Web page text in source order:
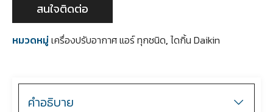
สนใจติดต่อ
หมวดหมู่เครื่องปรับอากาศ แอร์ ทุกชนิด, ไดกิ้น Daikin
คำอธิบาย